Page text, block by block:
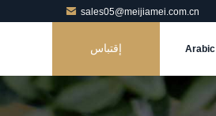
sales05@meijiamei.com.cn
Arabic إقتباس